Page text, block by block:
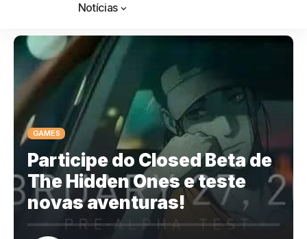
Notícias
GAMES
Participe do Closed Beta de
The Hidden Ones e teste
novas aventuras!